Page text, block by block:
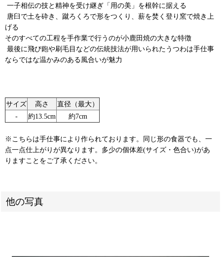
⁡ 一子相伝の技と精神を受け継ぎ「用の美」を根幹に据える
⁡ 唐臼で土を砕き、蹴ろくろで形をつくり、薪を焚く登り窯で焼き上
げる
そのすべての工程を手作業で行うのが小鹿田焼の大きな特徴
⁡ 最後に飛び鉋や刷毛目などの伝統技法が用いられたうつわは手仕事
ならではな温かみのある風合いが魅力 ⁡ ⁡
サイズ 高さ
直径（最大）
‐
約13.5cm 約7cm
※こちらは手仕事により作られております。同じ形の食器でも、一
点一点仕上がりが異なります。多少の個体差(サイズ・色合い)があ
りますことをご了承ください。
他の写真